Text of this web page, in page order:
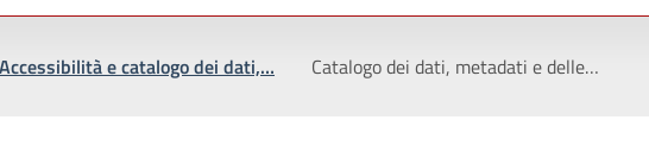
Accessibilità e catalogo dei dati,… Catalogo dei dati, metadati e delle…